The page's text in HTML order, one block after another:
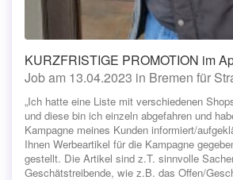
KURZFRISTIGE PROMOTION im
Job am 13.04.2023 in Bremen für
„Ich hatte eine Liste mit verschiedenen
und diese bin ich einzeln abgefahren und
Kampagne meines Kunden informiert/
Ihnen Werbeartikel für die Kampagne
gestellt. Die Artikel sind z.T. sinnvolle
Geschätstreibende, wie z.B. das Offen/